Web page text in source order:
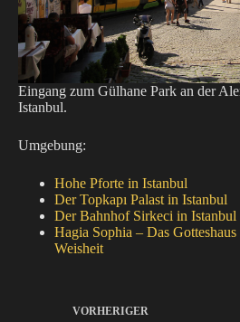
Eingang zum Gülhane Park an der
Istanbul.
Umgebung:
Hohe Pforte in Istanbul
Der Topkapı Palast in Istanbul
Der Bahnhof Sirkeci in Istanbul
Hagia Sophia – Das
Weisheit
VORHERIGER